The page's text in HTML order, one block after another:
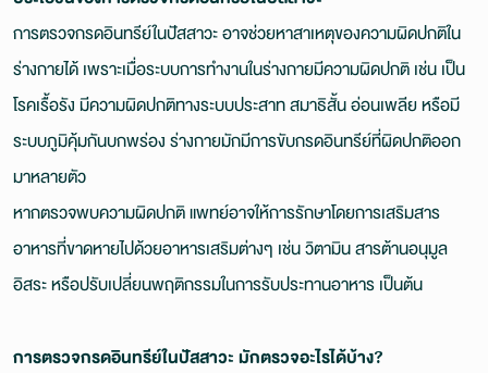
การตรวจกรดอินทรีย์ในปัสสาวะ อาจช่วยหาสาเหตุของความผิดปกติใน
ร่างกายได้ เพราะเมื่อระบบการทำงานในร่างกายมีความผิดปกติ เช่น เป็น
โรคเรื้อรัง มีความผิดปกติทางระบบประสาท สมาธิสั้น อ่อนเพลีย หรือมี
ระบบภูมิคุ้มกันบกพร่อง ร่างกายมักมีการขับกรดอินทรีย์ที่ผิดปกติออก
มาหลายตัว
หากตรวจพบความผิดปกติ แพทย์อาจให้การรักษาโดยการเสริมสาร
อาหารที่ขาดหายไปด้วยอาหารเสริมต่างๆ เช่น วิตามิน สารต้านอนุมูล
อิสระ หรือปรับเปลี่ยนพฤติกรรมในการรับประทานอาหาร เป็นต้น
การตรวจกรดอินทรีย์ในปัสสาวะ มักตรวจอะไรได้บ้าง?